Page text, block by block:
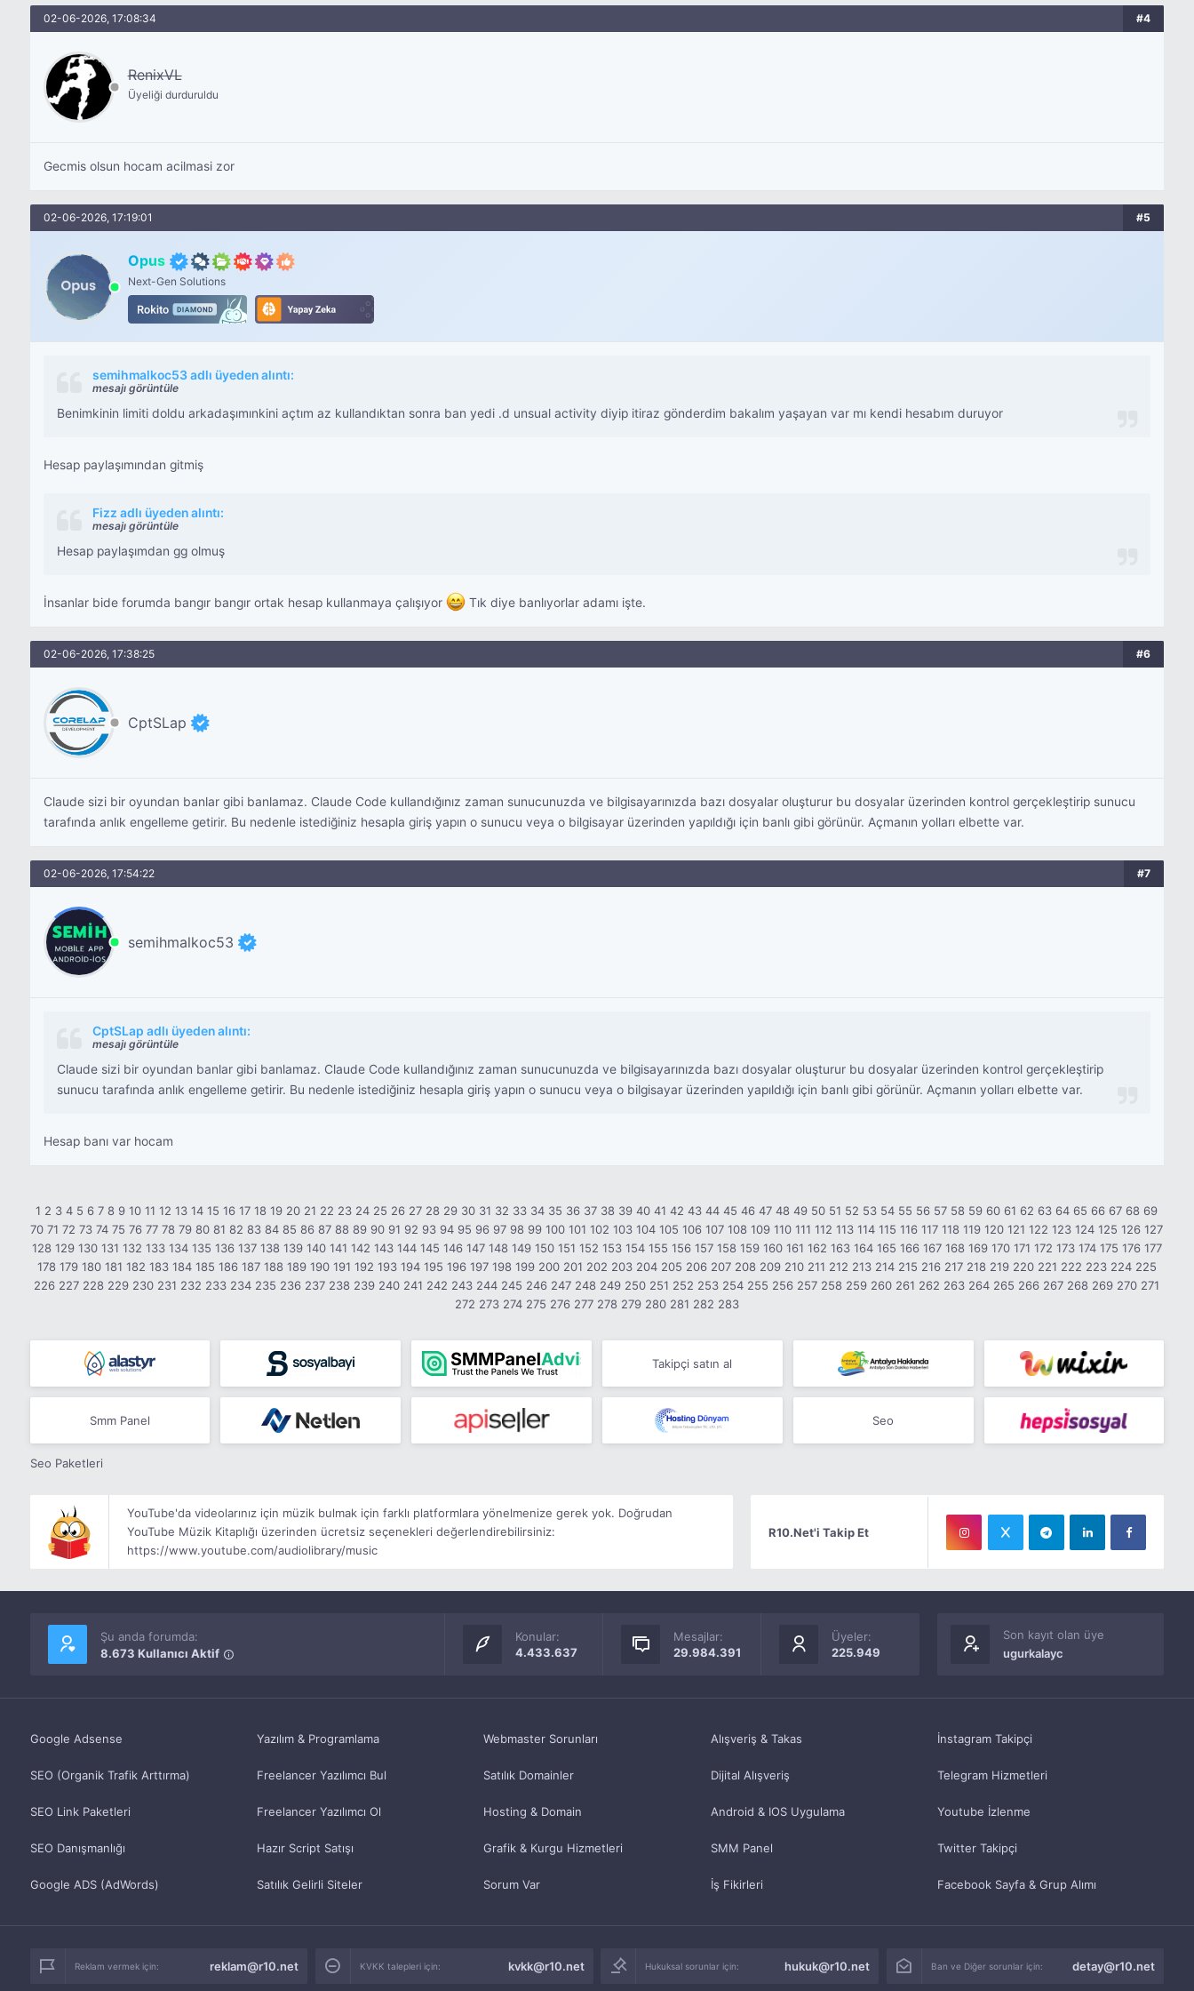
02-06-2026, 17:08:34 #4
RenixVL
Üyeliği durduruldu
Gecmis olsun hocam acilmasi zor
02-06-2026, 17:19:01 #5
Opus
Next-Gen Solutions
semihmalkoc53 adlı üyeden alıntı:
mesajı görüntüle
Benimkinin limiti doldu arkadaşımınkini açtım az kullandıktan sonra ban yedi .d unsual activity diyip itiraz gönderdim bakalım yaşayan var mı kendi hesabım duruyor
Hesap paylaşımından gitmiş
Fizz adlı üyeden alıntı:
mesajı görüntüle
Hesap paylaşımdan gg olmuş
İnsanlar bide forumda bangır bangır ortak hesap kullanmaya çalışıyor Tık diye banlıyorlar adamı işte.
02-06-2026, 17:38:25 #6
CptSLap
Claude sizi bir oyundan banlar gibi banlamaz. Claude Code kullandığınız zaman sunucunuzda ve bilgisayarınızda bazı dosyalar oluşturur bu dosyalar üzerinden kontrol gerçekleştirip sunucu
tarafında anlık engelleme getirir. Bu nedenle istediğiniz hesapla giriş yapın o sunucu veya o bilgisayar üzerinden yapıldığı için banlı gibi görünür. Açmanın yolları elbette var.
02-06-2026, 17:54:22 #7
semihmalkoc53
CptSLap adlı üyeden alıntı:
mesajı görüntüle
Claude sizi bir oyundan banlar gibi banlamaz. Claude Code kullandığınız zaman sunucunuzda ve bilgisayarınızda bazı dosyalar oluşturur bu dosyalar üzerinden kontrol gerçekleştirip
sunucu tarafında anlık engelleme getirir. Bu nedenle istediğiniz hesapla giriş yapın o sunucu veya o bilgisayar üzerinden yapıldığı için banlı gibi görünür. Açmanın yolları elbette var.
Hesap banı var hocam
1 2 3 4 5 6 7 8 9 10 11 12 13 14 15 16 17 18 19 20 21 22 23 24 25 26 27 28 29 30 31 32 33 34 35 36 37 38 39 40 41 42 43 44 45 46 47 48 49 50 51 52 53 54 55 56 57 58 59 60 61 62 63 64 65 66 67 68 69
70 71 72 73 74 75 76 77 78 79 80 81 82 83 84 85 86 87 88 89 90 91 92 93 94 95 96 97 98 99 100 101 102 103 104 105 106 107 108 109 110 111 112 113 114 115 116 117 118 119 120 121 122 123 124 125 126 127
128 129 130 131 132 133 134 135 136 137 138 139 140 141 142 143 144 145 146 147 148 149 150 151 152 153 154 155 156 157 158 159 160 161 162 163 164 165 166 167 168 169 170 171 172 173 174 175 176 177
178 179 180 181 182 183 184 185 186 187 188 189 190 191 192 193 194 195 196 197 198 199 200 201 202 203 204 205 206 207 208 209 210 211 212 213 214 215 216 217 218 219 220 221 222 223 224 225
226 227 228 229 230 231 232 233 234 235 236 237 238 239 240 241 242 243 244 245 246 247 248 249 250 251 252 253 254 255 256 257 258 259 260 261 262 263 264 265 266 267 268 269 270 271
272 273 274 275 276 277 278 279 280 281 282 283
Takipçi satın al
Smm Panel Seo
Seo Paketleri
YouTube'da videolarınız için müzik bulmak için farklı platformlara yönelmenize gerek yok. Doğrudan
YouTube Müzik Kitaplığı üzerinden ücretsiz seçenekleri değerlendirebilirsiniz:
https://www.youtube.com/audiolibrary/music
R10.Net'i Takip Et
Şu anda forumda:
8.673 Kullanıcı Aktif
Konular:
4.433.637
Mesajlar:
29.984.391
Üyeler:
225.949
Son kayıt olan üye
ugurkalayc
Google Adsense
SEO (Organik Trafik Arttırma)
SEO Link Paketleri
SEO Danışmanlığı
Google ADS (AdWords)
Yazılım & Programlama
Freelancer Yazılımcı Bul
Freelancer Yazılımcı Ol
Hazır Script Satışı
Satılık Gelirli Siteler
Webmaster Sorunları
Satılık Domainler
Hosting & Domain
Grafik & Kurgu Hizmetleri
Sorum Var
Alışveriş & Takas
Dijital Alışveriş
Android & IOS Uygulama
SMM Panel
İş Fikirleri
İnstagram Takipçi
Telegram Hizmetleri
Youtube İzlenme
Twitter Takipçi
Facebook Sayfa & Grup Alımı
Reklam vermek için: reklam@r10.net KVKK talepleri için: kvkk@r10.net Hukuksal sorunlar için: hukuk@r10.net Ban ve Diğer sorunlar için: detay@r10.net